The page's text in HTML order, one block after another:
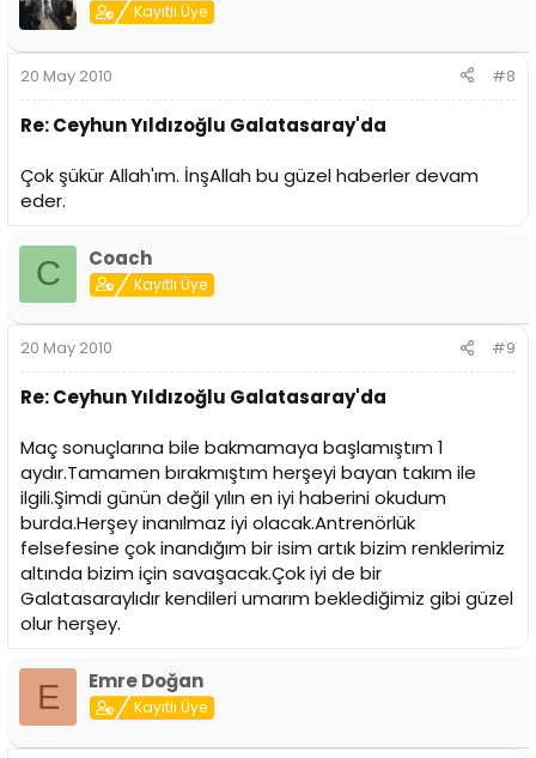
Kayıtlı Üye
20 May 2010 #8
Re: Ceyhun Yıldızoğlu Galatasaray'da
Çok şükür Allah'ım. İnşAllah bu güzel haberler devam
eder.
C Coach
Kayıtlı Üye
20 May 2010 #9
Re: Ceyhun Yıldızoğlu Galatasaray'da
Maç sonuçlarına bile bakmamaya başlamıştım 1
aydır.Tamamen bırakmıştım herşeyi bayan takım ile
ilgili.Şimdi günün değil yılın en iyi haberini okudum
burda.Herşey inanılmaz iyi olacak.Antrenörlük
felsefesine çok inandığım bir isim artık bizim renklerimiz
altında bizim için savaşacak.Çok iyi de bir
Galatasaraylıdır kendileri umarım beklediğimiz gibi güzel
olur herşey.
E Emre Doğan
Kayıtlı Üye